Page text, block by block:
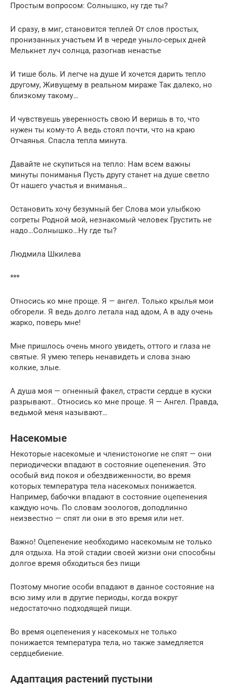
Простым вопросом: Солнышко, ну где ты?
И сразу, в миг, становится теплей От слов простых,
пронизанных участьем И в череде уныло-серых дней
Мелькнет луч солнца, разогнав ненастье
И тише боль. И легче на душе И хочется дарить тепло
другому, Живущему в реальном мираже Так далеко, но
близкому такому…
И чувствуешь уверенность свою И веришь в то, что
нужен ты кому-то А ведь стоял почти, что на краю
Отчаянья. Спасла тепла минута.
Давайте не скупиться на тепло: Нам всем важны
минуты пониманья Пусть другу станет на душе светло
От нашего участья и вниманья…
Остановить хочу безумный бег Слова мои улыбкою
согреты Родной мой, незнакомый человек Грустить не
надо…Солнышко…Ну где ты?
Людмила Шкилева
***
Относись ко мне проще. Я — ангел. Только крылья мои
обгорели. Я ведь долго летала над адом, А в аду очень
жарко, поверь мне!
Мне пришлось очень много увидеть, оттого и глаза не
святые. Я умею теперь ненавидеть и слова знаю
колкие, злые.
А душа моя — огненный факел, страсти сердце в куски
разрывают.. Относись ко мне проще. Я — Ангел. Правда,
ведьмой меня называют…
Насекомые
Некоторые насекомые и членистоногие не спят — они
периодически впадают в состояние оцепенения. Это
особый вид покоя и обездвиженности, во время
которых температура тела насекомых понижается.
Например, бабочки впадают в состояние оцепенения
каждую ночь. По словам зоологов, доподлинно
неизвестно — спят ли они в это время или нет.
Важно! Оцепенение необходимо насекомым не только
для отдыха. На этой стадии своей жизни они способны
долгое время обходиться без пищи
Поэтому многие особи впадают в данное состояние на
всю зиму или в другие периоды, когда вокруг
недостаточно подходящей пищи.
Во время оцепенения у насекомых не только
понижается температура тела, но также замедляется
сердцебиение.
Адаптация растений пустыни